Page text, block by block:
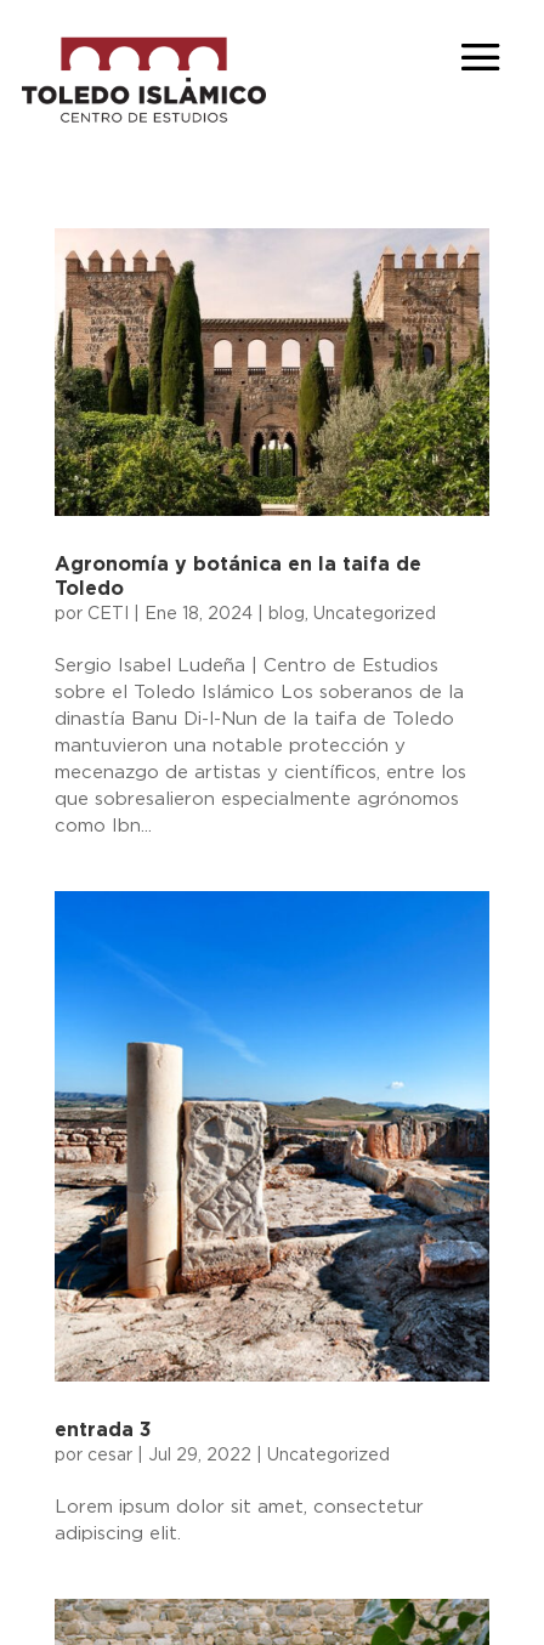
Agronomía y botánica en la taifa de
Toledo
por CETI Ene 18, 2024| blog Uncategorized
Sergio Isabel Ludeña | Centro de Estudios
sobre el Toledo Islámico Los soberanos de la
dinastía Banu Di-l-Nun de la taifa de Toledo
mantuvieron una notable protección y
mecenazgo de artistas y científicos, entre los
que sobresalieron especialmente agrónomos
como Ibn...
entrada 3
por cesar| Jul 29, 2022 Uncategorized
Lorem ipsum dolor sit amet, consectetur
adipiscing elit.